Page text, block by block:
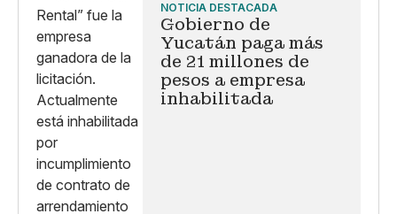
NOTICIA DESTACADA
Gobierno de
Yucatán paga más
de 21 millones de
pesos a empresa
inhabilitada